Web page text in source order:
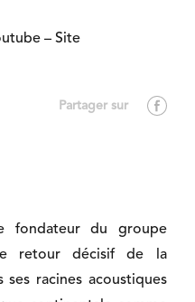
– Site
fondateur du groupe
retour décisif de la
ses racines acoustiques